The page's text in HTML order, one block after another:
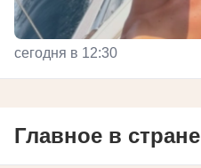
сегодня в 12:30
Главное в стране